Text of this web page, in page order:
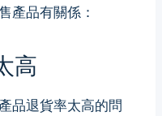
產品有關係：
高
品退貨率太高的問